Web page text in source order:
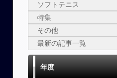
ソフトテニス
特集
その他
最新の記事一覧
年度